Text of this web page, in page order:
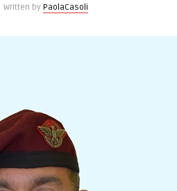
Written by PaolaCasoli